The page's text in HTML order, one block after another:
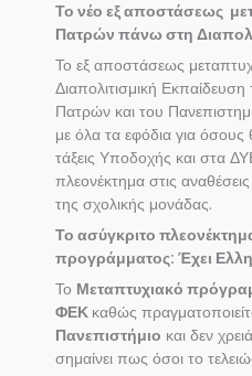
Το νέο εξ αποστάσεως
Πατρών πάνω στη
Το εξ αποστάσεως
Διαπολιτισμική
Πατρών και του
με όλα τα εφόδια για
τάξεις Υποδοχής και στα
πλεονέκτημα στις
της σχολικής μονάδας.
Το ασύγκριτο
προγράμματος: Έχει
Το Μεταπτυχιακό
ΦΕΚ καθώς
Πανεπιστήμιο και δεν
σημαίνει πως όσοι το